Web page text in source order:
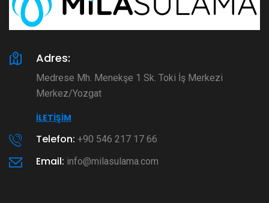
Adres:
Medrese Mh. Menekşe 1 Sk. Toki İş Merkezi
Merkez/Yozgat
İLETIŞIM
Telefon: +90 546 217 17 66
Email: info@milasulama.com